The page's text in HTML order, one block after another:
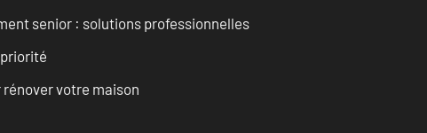
senior : solutions professionnelles
votre maison